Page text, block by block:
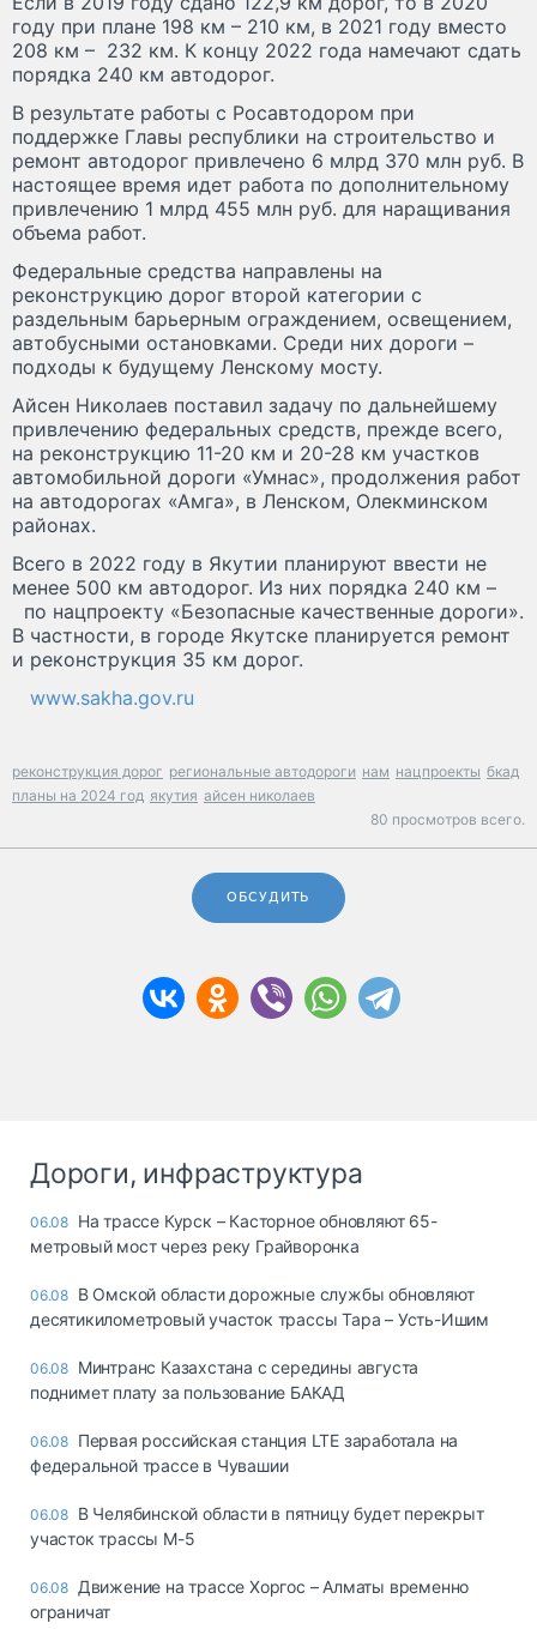
году при плане 198 км – 210 км, в 2021 году вместо
208 км – 232 км. К концу 2022 года намечают сдать
порядка 240 км автодорог.
В результате работы с Росавтодором при
поддержке Главы республики на строительство и
ремонт автодорог привлечено 6 млрд 370 млн руб. В
настоящее время идет работа по дополнительному
привлечению 1 млрд 455 млн руб. для наращивания
объема работ.
Федеральные средства направлены на
реконструкцию дорог второй категории с
раздельным барьерным ограждением, освещением,
автобусными остановками. Среди них дороги –
подходы к будущему Ленскому мосту.
Айсен Николаев поставил задачу по дальнейшему
привлечению федеральных средств, прежде всего,
на реконструкцию 11-20 км и 20-28 км участков
автомобильной дороги «Умнас», продолжения работ
на автодорогах «Амга», в Ленском, Олекминском
районах.
Всего в 2022 году в Якутии планируют ввести не
менее 500 км автодорог. Из них порядка 240 км –
по нацпроекту «Безопасные качественные дороги».
В частности, в городе Якутске планируется ремонт
и реконструкция 35 км дорог.
www.sakha.gov.ru
реконструкция дорог региональные автодороги нам нацпроекты бкад
планы на 2024 год якутия айсен николаев
80 просмотров всего.
ОБСУДИТЬ
Дороги, инфраструктура
06.08 На трассе Курск – Касторное обновляют 65-
метровый мост через реку Грайворонка
06.08 В Омской области дорожные службы обновляют
десятикилометровый участок трассы Тара – Усть-Ишим
06.08 Минтранс Казахстана с середины августа
поднимет плату за пользование БАКАД
06.08 Первая российская станция LTE заработала на
федеральной трассе в Чувашии
06.08 В Челябинской области в пятницу будет перекрыт
участок трассы М-5
06.08 Движение на трассе Хоргос – Алматы временно
ограничат